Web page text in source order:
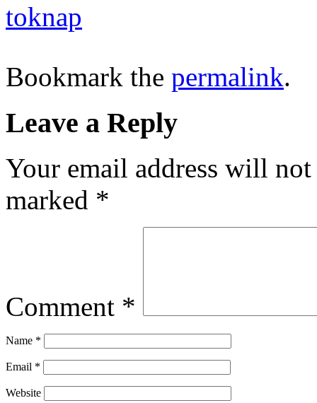
toknap
Bookmark the permalink.
Leave a Reply
Your email address will
marked *
Comment *
Name *
Email *
Website